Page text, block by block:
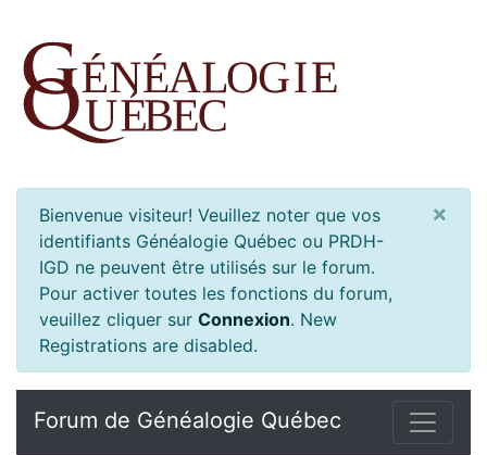
Bienvenue visiteur! Veuillez noter que vos
identifiants Généalogie Québec ou PRDH-
IGD ne peuvent être utilisés sur le forum.
Pour activer toutes les fonctions du forum,
veuillez cliquer sur Connexion. New
Registrations are disabled.
×
Forum de Généalogie Québec